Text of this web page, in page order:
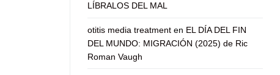
LÍBRALOS DEL MAL
otitis media treatment en EL DÍA DEL FIN
DEL MUNDO: MIGRACIÓN (2025) de Ric
Roman Vaugh